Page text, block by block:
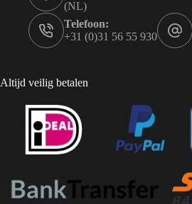
(NL)
Telefoon:
+31 (0)31 56 55 930
Altijd veilig betalen